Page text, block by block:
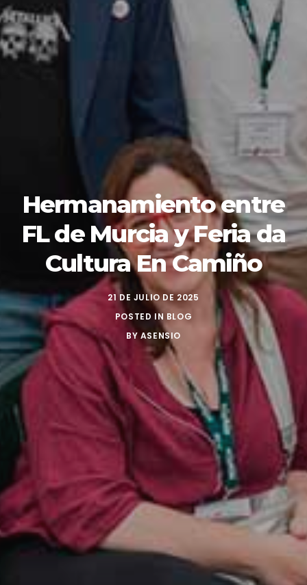
Hermanamiento entre
FL de Murcia y Feria da
Cultura En Camiño
21 DE JULIO DE 2025
POSTED IN BLOG
BYASENSIO